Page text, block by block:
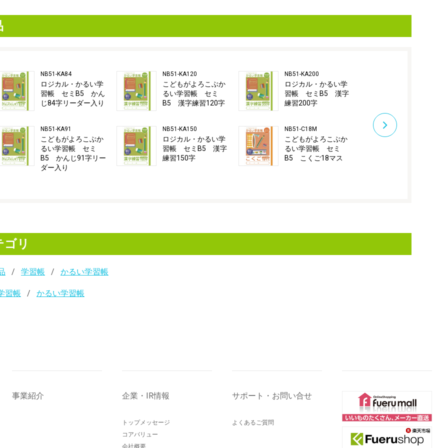
NB51-KA84
ロジカル・かるい学
習帳 セミB5 かん
じ84字リーダー入り
NB51-KA91
こどもがよろこぶか
るい学習帳 セミ
B5 かんじ91字リー
ダー入り
NB51-KA120
こどもがよろこぶか
るい学習帳 セミ
B5 漢字練習120字
NB51-KA150
ロジカル・かるい学
習帳 セミB5 漢字
練習150字
NB51-KA200
ロジカル・かるい学
習帳 セミB5 漢字
練習200字
NB51-C18M
こどもがよろこぶか
るい学習帳 セミ
B5 こくご18マス
リ
学習帳 かるい学習帳
習帳 かるい学習帳
事業紹介 企業・IR情報
トップメッセージ
コアバリュー
会社概要
サポート・お問い合せ
よくあるご質問